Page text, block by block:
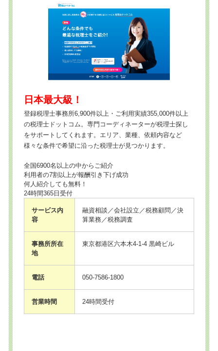
日本最大級！
登録税理士事務所6,900件以上・ご利用実績355,000件以上
の税理士ドットコム。専門コーディネーターが税理士探し
をサポートしてくれます。エリア、業種、依頼内容など
様々な条件で希望に沿った税理士が見つかります。
全国6900名以上の中からご紹介
利用者の7割以上が報酬引き下げ成功
何人紹介しても無料！
24時間365日受付
サービス内
容
融資相談／会社設立／税務顧問／決
算業務／税務調査
事務所所在
地
東京都港区六本木4-1-4 黒崎ビル
電話 050-7586-1800
営業時間 24時間受付